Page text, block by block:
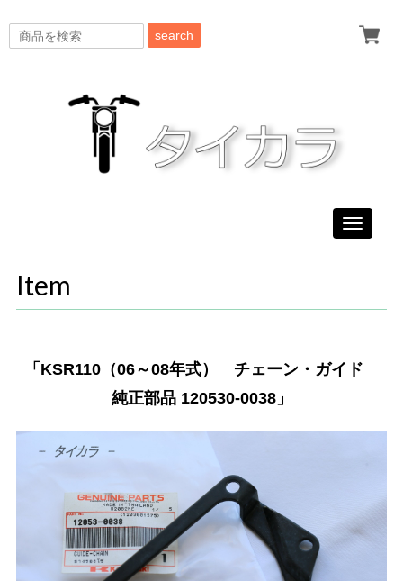
search
Toggle
Item
「KSR110（06～08年式） チェーン・ガイド
純正部品 120530-0038」